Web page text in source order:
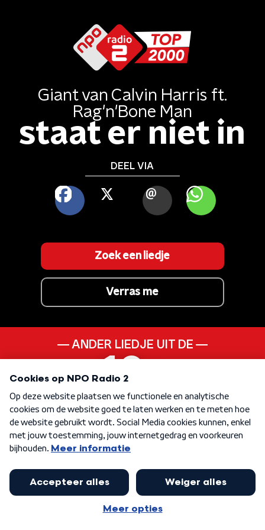
Giantvan Calvin Harris ft.
Rag'n'Bone Man
staat er niet in
DEEL VIA
FACEBOOK
X MAIL WHATSAPP
Zoek een liedje
Verras me
ANDER LIEDJE UIT DE
10s
KEN JE DEZE NOG
Turn It On
KEN JE DEZE NOG
Let It Snow Let It Snow
Let It Snow